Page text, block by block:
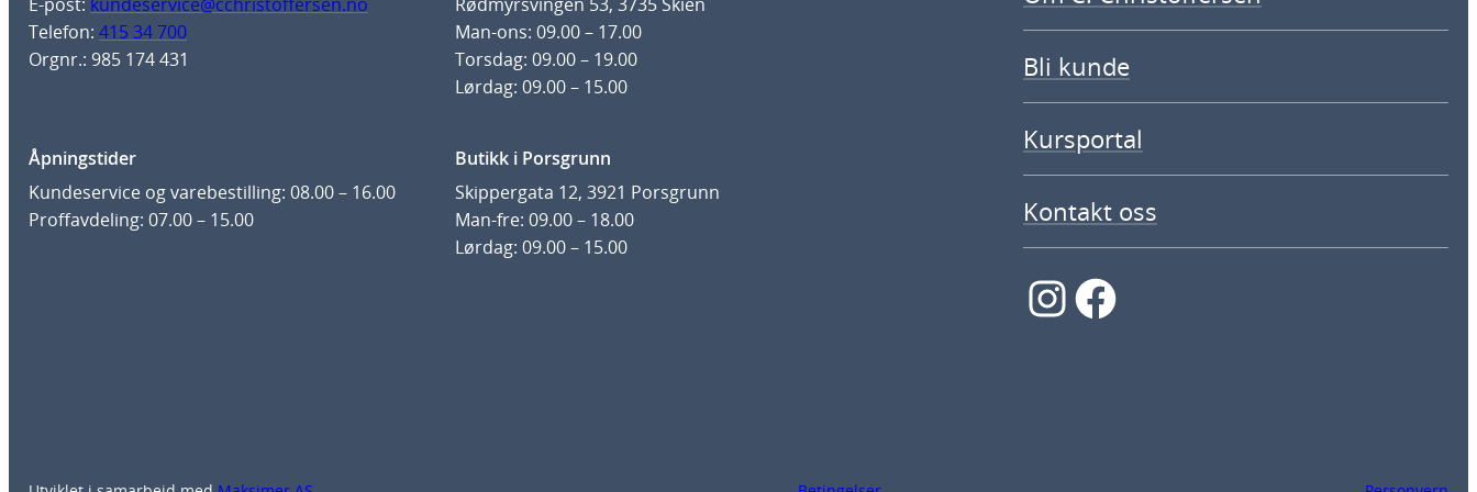
k
r
Telefon: 415 34 700
Orgnr.: 985 174 431
Man-ons: 09.00 – 17.00
Torsdag: 09.00 – 19.00
Lørdag: 09.00 – 15.00
Åpningstider
Kundeservice og varebestilling: 08.00 – 16.00
Proffavdeling: 07.00 – 15.00
Butikk i Porsgrunn
Skippergata 12, 3921 Porsgrunn
Man-fre: 09.00 – 18.00
Lørdag: 09.00 – 15.00
Bli kunde
Kursportal
Kontakt oss
InstagramFacebook